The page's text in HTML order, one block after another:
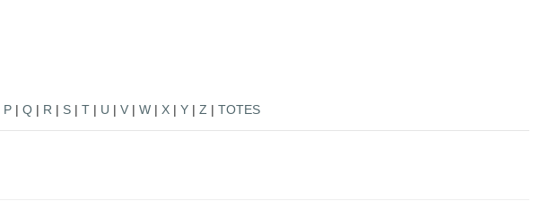
P| Q| R | S| T| U | V| W| X| Y| Z | TOTES